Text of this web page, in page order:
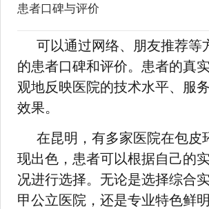
患者口碑与评价
可以通过网络、朋友推荐等
的患者口碑和评价。患者的真
观地反映医院的技术水平、服
效果。
在昆明，有多家医院在包皮
现出色，患者可以根据自己的
况进行选择。无论是选择综合
甲公立医院，还是专业特色鲜